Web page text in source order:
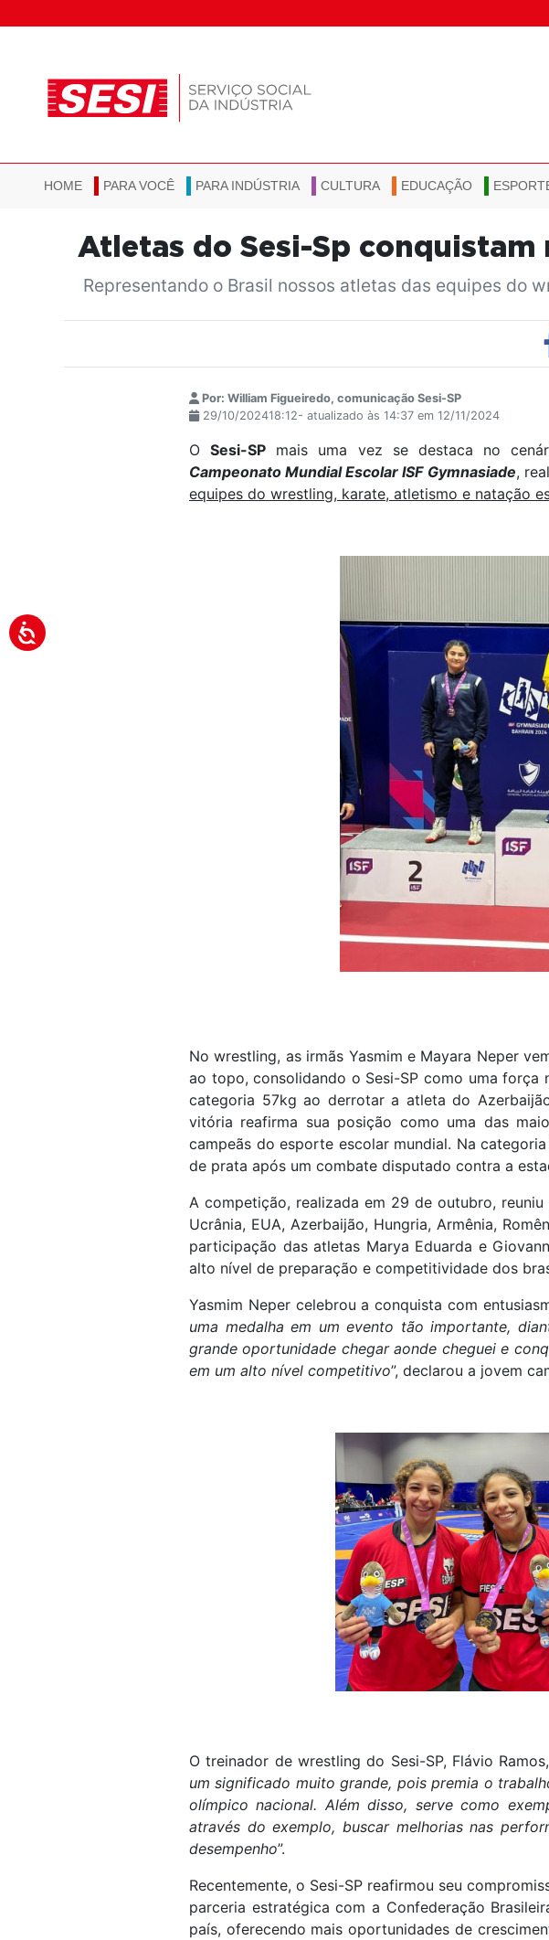
HOME PARA VOCÊ PARA INDÚSTRIA CULTURA EDUCAÇÃO
Atletas do Sesi-Sp conquistam
Representando o Brasil nossos atletas das equipes do
Por: William Figueiredo, comunicação Sesi-SP
29/10/202418:12- atualizado às 14:37 em 12/11/2024
OSesi-SP mais uma vez se destaca no
Campeonato Mundial Escolar ISF Gymnasiade,
equipes do wrestling, karate, atletismo e natação
No wrestling, as irmãs Yasmim e Mayara Neper
ao topo, consolidando o Sesi-SP como uma força
categoria 57kg ao derrotar a atleta do
vitória reafirma sua posição como uma das
campeãs do esporte escolar mundial. Na
de prata após um combate disputado contra a
A competição, realizada em 29 de outubro,
Ucrânia, EUA, Azerbaijão, Hungria, Armênia,
participação das atletas Marya Eduarda e
alto nível de preparação e competitividade dos
Yasmim Neper celebrou a conquista com
uma medalha em um evento tão importante,
grande oportunidade chegar aonde cheguei e
em um alto nível competitivo”, declarou a jovem
O treinador de wrestling do Sesi-SP, Flávio
um significado muito grande, pois premia o
olímpico nacional. Além disso, serve como
através do exemplo, buscar melhorias nas
desempenho”.
Recentemente, o Sesi-SP reafirmou seu
parceria estratégica com a Confederação
país, oferecendo mais oportunidades de